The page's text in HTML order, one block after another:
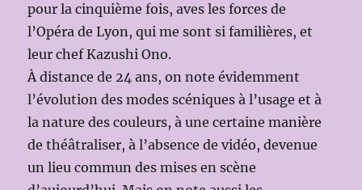
pour la cinquième fois, aves les forces de
l’Opéra de Lyon, qui me sont si familières, et
leur chef Kazushi Ono.
À distance de 24 ans, on note évidemment
l’évolution des modes scéniques à l’usage et à
la nature des couleurs, à une certaine manière
de théâtraliser, à l’absence de vidéo, devenue
un lieu commun des mises en scène